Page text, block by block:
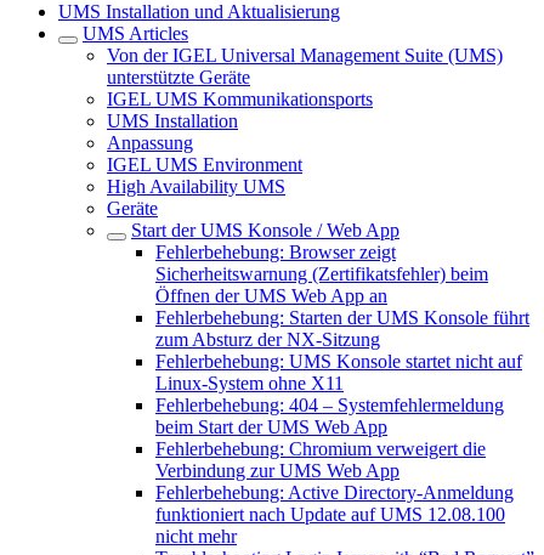
UMS Installation und Aktualisierung
UMS Articles
Von der IGEL Universal Management Suite (UMS)
unterstützte Geräte
IGEL UMS Kommunikationsports
UMS Installation
Anpassung
IGEL UMS Environment
High Availability UMS
Geräte
Start der UMS Konsole / Web App
Fehlerbehebung: Browser zeigt
Sicherheitswarnung (Zertifikatsfehler) beim
Öffnen der UMS Web App an
Fehlerbehebung: Starten der UMS Konsole führt
zum Absturz der NX-Sitzung
Fehlerbehebung: UMS Konsole startet nicht auf
Linux-System ohne X11
Fehlerbehebung: 404 – Systemfehlermeldung
beim Start der UMS Web App
Fehlerbehebung: Chromium verweigert die
Verbindung zur UMS Web App
Fehlerbehebung: Active Directory-Anmeldung
funktioniert nach Update auf UMS 12.08.100
nicht mehr